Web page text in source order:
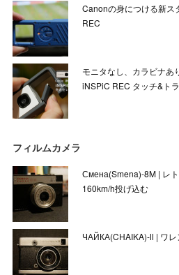
Canonの身につける新ス
REC
モニタなし、カラビナ
iNSPiC REC タッチ&ト
フィルムカメラ
Смена(Smena)-8M | レ
160km/h投げ込む
ЧАЙКА(CHAIKA)-Ⅱ | ワレ